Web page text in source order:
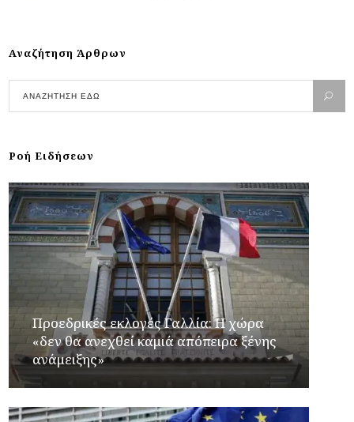
Αναζήτηση Άρθρων
Ροή Ειδήσεων
Προεδρικές εκλογές Γαλλία: Η χώρα
«δεν θα ανεχθεί καμιά απόπειρα ξένης
ανάμειξης»